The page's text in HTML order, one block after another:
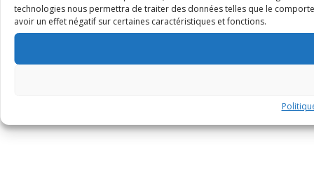
technologies nous permettra de traiter des données telles que le
avoir un effet négatif sur certaines caractéristiques et fonctions.